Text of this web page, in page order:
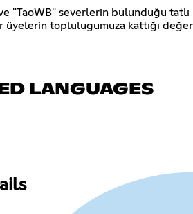
"TaoWB" severlerin bulunduğu tatlı
toplulugumuza kattığı
LANGUAGES